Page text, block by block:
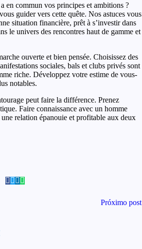
en commun vos principes et ambitions ?
guider vers cette quête. Nos astuces vous
situation financière, prêt à s’investir dans
le univers des rencontres haut de gamme et
ouverte et bien pensée. Choisissez des
sociales, bals et clubs privés sont
riche. Développez votre estime de vous-
notables.
peut faire la différence. Prenez
Faire connaissance avec un homme
relation épanouie et profitable aux deux
Próximo post